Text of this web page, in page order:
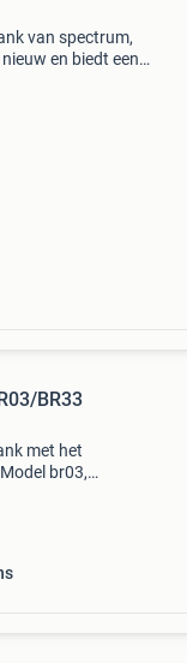
van spectrum,
en biedt een
BR33
met het
br03,